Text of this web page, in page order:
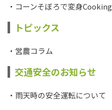
・コーンそぼろで変身Cooking
トピックス
・営農コラム
交通安全のお知らせ
・雨天時の安全運転について